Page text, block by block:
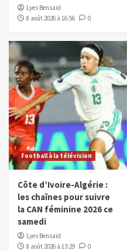
Lyes Bensaïd
8 août 2026 à 16:56
0
Football à la télévision
Côte d’Ivoire-Algérie :
les chaînes pour suivre
la CAN féminine 2026 ce
samedi
Lyes Bensaïd
8 août 2026 à 13:29
0